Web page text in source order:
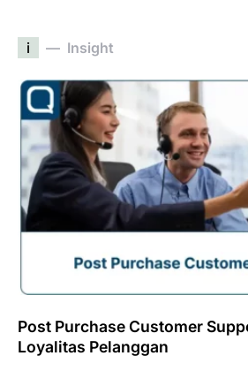
i Insight
Post Purchase Customer
Loyalitas Pelanggan